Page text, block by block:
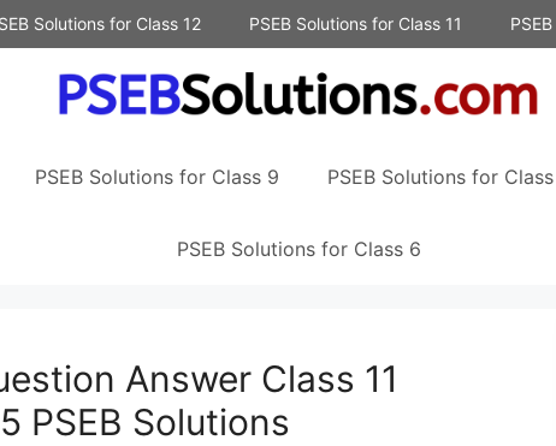
Solutions for Class 12 PSEB Solutions for Class 11
PSEB Solutions for Class 9 PSEB Solutions for
PSEB Solutions for Class 6
Answer Class 11
PSEB Solutions